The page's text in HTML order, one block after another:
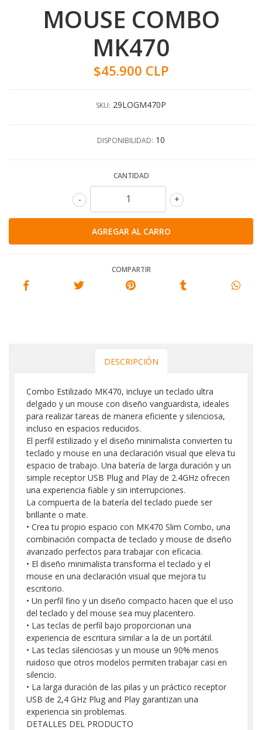
MOUSE COMBO
MK470
$45.900 CLP
SKU: 29LOGM470P
DISPONIBILIDAD: 10
CANTIDAD
+
-
COMPARTIR
DESCRIPCIÓN
Combo Estilizado MK470, incluye un teclado ultra
delgado y un mouse con diseño vanguardista, ideales
para realizar tareas de manera eficiente y silenciosa,
incluso en espacios reducidos.
El perfil estilizado y el diseño minimalista convierten tu
teclado y mouse en una declaración visual que eleva tu
espacio de trabajo. Una batería de larga duración y un
simple receptor USB Plug and Play de 2.4GHz ofrecen
una experiencia fiable y sin interrupciones.
La compuerta de la batería del teclado puede ser
brillante o mate.
• Crea tu propio espacio con MK470 Slim Combo, una
combinación compacta de teclado y mouse de diseño
avanzado perfectos para trabajar con eficacia.
• El diseño minimalista transforma el teclado y el
mouse en una declaración visual que mejora tu
escritorio.
• Un perfil fino y un diseño compacto hacen que el uso
del teclado y del mouse sea muy placentero.
• Las teclas de perfil bajo proporcionan una
experiencia de escritura similar a la de un portátil.
• Las teclas silenciosas y un mouse un 90% menos
ruidoso que otros modelos permiten trabajar casi en
silencio.
• La larga duración de las pilas y un práctico receptor
USB de 2,4 GHz Plug and Play garantizan una
experiencia sin problemas.
DETALLES DEL PRODUCTO